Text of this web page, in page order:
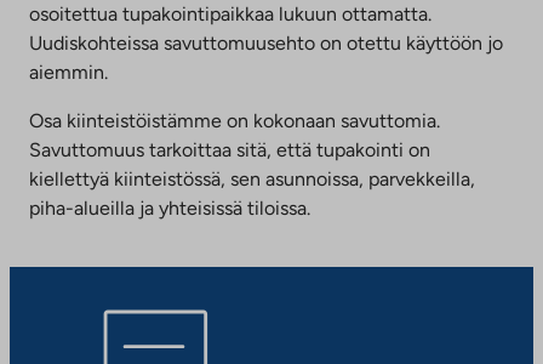
osoitettua tupakointipaikkaa lukuun ottamatta.
Uudiskohteissa savuttomuusehto on otettu käyttöön jo
aiemmin.
Osa kiinteistöistämme on kokonaan savuttomia.
Savuttomuus tarkoittaa sitä, että tupakointi on
kiellettyä kiinteistössä, sen asunnoissa, parvekkeilla,
piha-alueilla ja yhteisissä tiloissa.